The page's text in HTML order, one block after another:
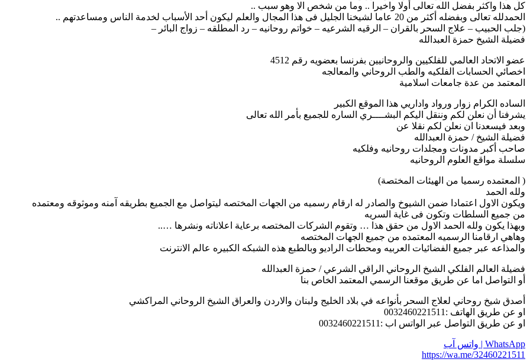
كل هذا واكثر بفضل الله تعالى أولا واخيرا .. وما من شخص الا وهو سبب ..
الحمدلله تعالى وبفضله أكثر من 20 عاما لشيخنا الجليل فى هذا المجال والعلم ليكون أحد الأسباب لخدمة الناس ومساعدتهم ..
(جلب الحبيب – علاج السحر بالقران – الرقيه الشرعيه – خواتم روحانيه – رد المطلقه – زواج البائر –
فضيلة الشيخ حمزة العبدالله
عضو الاتحاد العالمي للفلكيين والروحانيين بفرنسا بعضويه رقم 4512
اخصائي الحسابات الفلكيه والطب الروحاني والمعالجه
المعتمد من عدة جامعات اسلامية
الساده الكرام زوار ورواد واداريي هذا الموقع الكبير
يشرفنا أن نعلن لكم وننقل اليكم البشــــري الساره للجميع بأمر الله تعالى
وبعد فيسعدنا ان نعلن لكم نقلا عن
فضيلة الشيخ / حمزة العبدالله
صاحب أكبر مدونات ومجلدات روحانيه وفلكيه
سلسلة مواقع العلوم الروحانيه
( المعتمده رسميا من الهيئات المختصة)
ولله الحمد
ويكون الاول اعتمادا ضمن الشيوخ والصادر له ارقام رسميه من الجهات المختصه ليتواصل مع الجميع بطريقه آمنه وموثوقه ومعتمده
من جميع السلطات وتكون فى غاية السريه
وبهذا يكون ولله الحمد الاول من حقق هذا … وتقوم الشركات المختصه برعاية اعلاناته ونشرها …..
وهاهي ارقامنا الرسميه المعتمده من جميع الجهات المختصه
والمذاعه عبر جميع الفضائيات العربيه ومحطات الراديو وبالطبع هذه الشبكه الكبيره عالم الانترنت
فضيلة العالم الفلكي الشيخ الروحاني الراقي الشرعي / حمزة العبدالله
أو التواصل اما عن طريق موقعنا الرسمي المعتمد الخاص بنا
أصدق شيخ روحاني لعلاج السحر بأنواعه في بلاد الخليج ولبنان والاردن والعراق الشيخ الروحاني المراكشي
او عن طريق الهاتف :0032460221511
او عن طريق التواصل عبر الواتس اب :0032460221511
WhatsApp | واتس آب
https://wa.me/32460221511